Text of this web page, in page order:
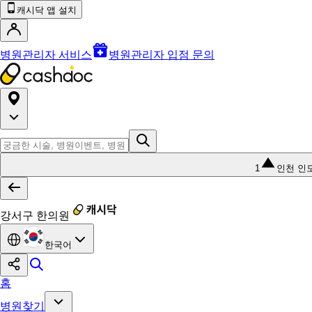
캐시닥 앱 설치
병원관리자 서비스 병원관리자 입점 문의
1 인천 인
강서구 한의원
한국어
홈
병원찾기